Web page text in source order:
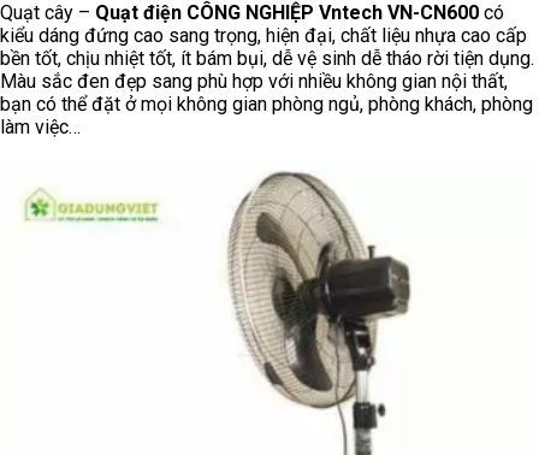
Quạt cây – Quạt điện CÔNG NGHIỆP Vntech VN-CN600 có
kiểu dáng đứng cao sang trọng, hiện đại, chất liệu nhựa cao cấp
bền tốt, chịu nhiệt tốt, ít bám bụi, dễ vệ sinh dễ tháo rời tiện dụng.
Màu sắc đen đẹp sang phù hợp với nhiều không gian nội thất,
bạn có thể đặt ở mọi không gian phòng ngủ, phòng khách, phòng
làm việc…